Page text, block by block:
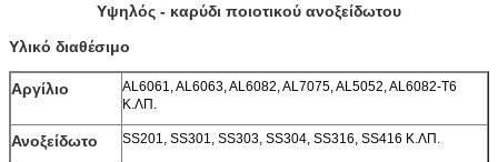
Υψηλός - καρύδι ποιοτικού ανοξείδωτου
Υλικό διαθέσιμο
Αργίλιο
AL6061, AL6063, AL6082, AL7075, AL5052, AL6082-T6
Κ.ΛΠ.
Ανοξείδωτο SS201, SS301, SS303, SS304, SS316, SS416 Κ.ΛΠ.